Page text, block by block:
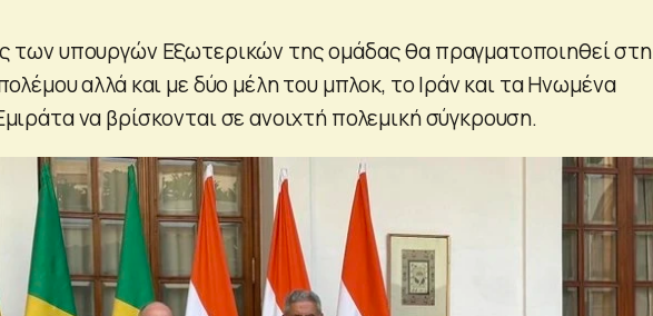
των υπουργών Εξωτερικών της ομάδας θα πραγματοποιηθεί στη
αλλά και με δύο μέλη του μπλοκ, το Ιράν και τα Ηνωμένα
να βρίσκονται σε ανοιχτή πολεμική σύγκρουση.